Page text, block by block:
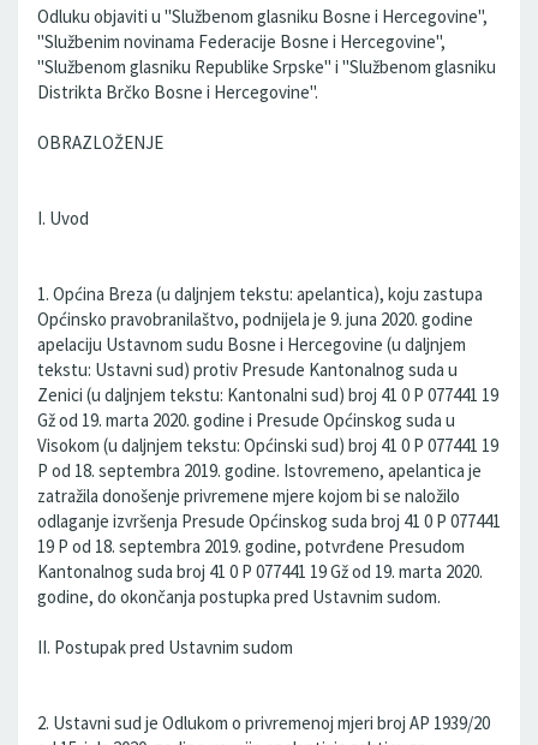
Odluku objaviti u "Službenom glasniku Bosne i Hercegovine",
"Službenim novinama Federacije Bosne i Hercegovine",
"Službenom glasniku Republike Srpske" i "Službenom glasniku
Distrikta Brčko Bosne i Hercegovine".
OBRAZLOŽENJE
I. Uvod
1. Općina Breza (u daljnjem tekstu: apelantica), koju zastupa
Općinsko pravobranilaštvo, podnijela je 9. juna 2020. godine
apelaciju Ustavnom sudu Bosne i Hercegovine (u daljnjem
tekstu: Ustavni sud) protiv Presude Kantonalnog suda u
Zenici (u daljnjem tekstu: Kantonalni sud) broj 41 0 P 077441 19
Gž od 19. marta 2020. godine i Presude Općinskog suda u
Visokom (u daljnjem tekstu: Općinski sud) broj 41 0 P 077441 19
P od 18. septembra 2019. godine. Istovremeno, apelantica je
zatražila donošenje privremene mjere kojom bi se naložilo
odlaganje izvršenja Presude Općinskog suda broj 41 0 P 077441
19 P od 18. septembra 2019. godine, potvrđene Presudom
Kantonalnog suda broj 41 0 P 077441 19 Gž od 19. marta 2020.
godine, do okončanja postupka pred Ustavnim sudom.
II. Postupak pred Ustavnim sudom
2. Ustavni sud je Odlukom o privremenoj mjeri broj AP 1939/20